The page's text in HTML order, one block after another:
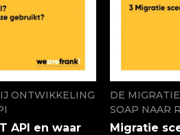
ONTWIKKELING
API en waar
DE
SOAP NAAR
Migratie